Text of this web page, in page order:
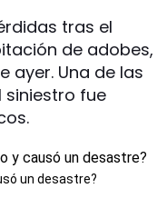
tras el
de adobes,
ayer. Una de las
siniestro fue
un desastre?